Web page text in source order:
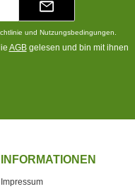
und Nutzungsbedingungen
AGBgelesen und bin mit ihnen
INFORMATIONEN
Impressum